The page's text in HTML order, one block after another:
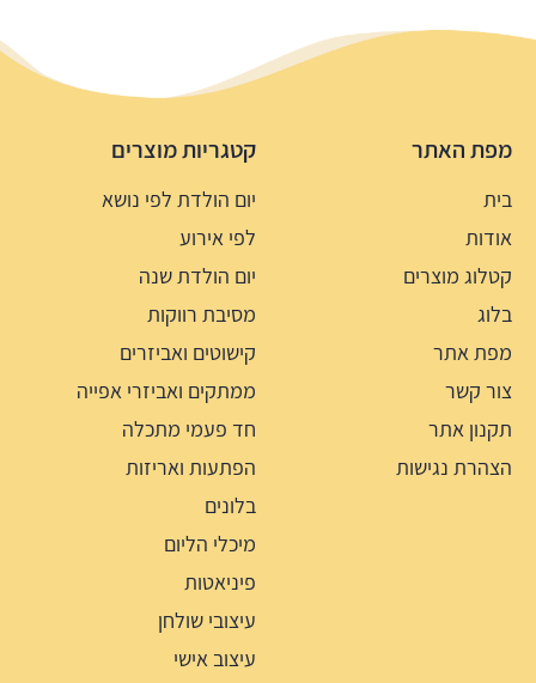
מפת האתר
בית
אודות
קטלוג מוצרים
בלוג
מפת אתר
צור קשר
תקנון אתר
הצהרת נגישות
קטגריות מוצרים
יום הולדת לפי נושא
לפי אירוע
יום הולדת שנה
מסיבת רווקות
קישוטים ואביזרים
ממתקים ואביזרי אפייה
חד פעמי מתכלה
הפתעות ואריזות
בלונים
מיכלי הליום
פיניאטות
עיצובי שולחן
עיצוב אישי